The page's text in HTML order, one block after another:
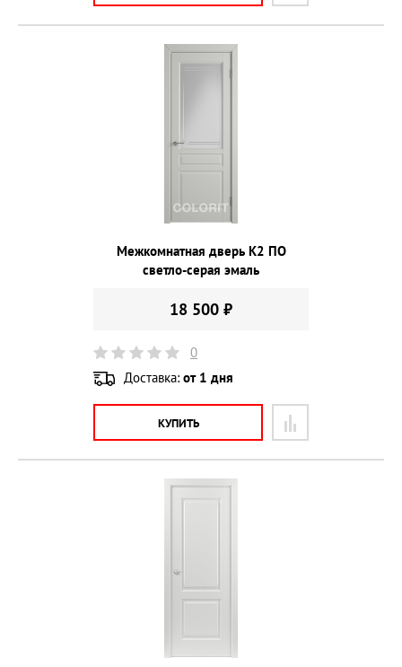
Межкомнатная дверь К2 ПО
светло-серая эмаль
18 500 ₽
0
Доставка: от 1 дня
КУПИТЬ